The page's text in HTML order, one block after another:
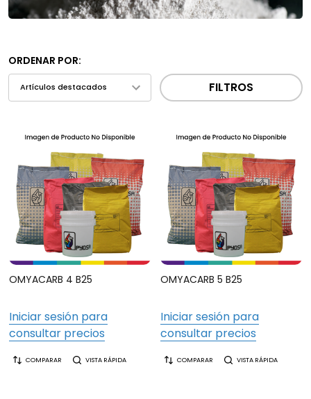
ORDENAR POR:
FILTROS
OMYACARB 4 B25
Iniciar sesión para
consultar precios
COMPARAR VISTA RÁPIDA
OMYACARB 5 B25
Iniciar sesión para
consultar precios
COMPARAR VISTA RÁPIDA